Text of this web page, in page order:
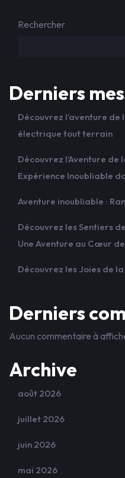
Rechercher
Derniers
Découvrez l’aventure
électrique tout terrain
Découvrez l’Aventure de
Expérience Inoubliable
Aventure inoubliable :
Découvrez les Sentiers
Une Aventure au Cœur
Découvrez les Joies de
Derniers
Aucun commentaire à
Archive
août 2026
juillet 2026
juin 2026
mai 2026